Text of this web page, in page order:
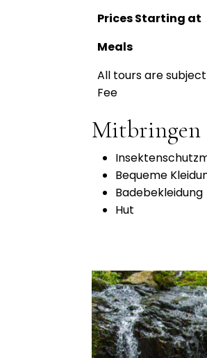
Prices Starting at
Meals
All tours are subject
Fee
Mitbringen
Bequeme
Badebekleidung
Hut